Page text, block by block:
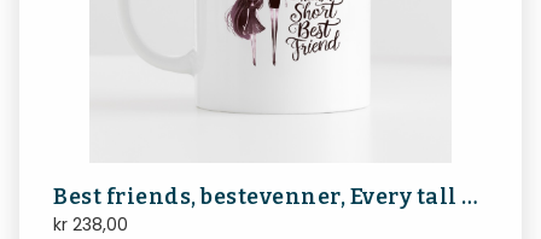
Best friends, bestevenner, Every tall girl needs a short best friend
kr 238,00